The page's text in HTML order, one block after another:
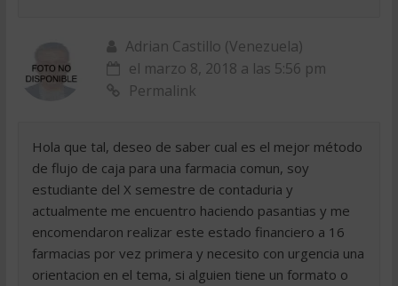
Adrian Castillo (Venezuela)
el marzo 8, 2018 a las 5:56 pm
Permalink
Hola que tal, deseo de saber cual es el mejor método
de flujo de caja para una farmacia comun, soy
estudiante del X semestre de contaduria y
actualmente me encuentro haciendo pasantias y me
encomendaron realizar este estado financiero a 16
farmacias por vez primera y necesito con urgencia una
orientacion en el tema, si alguien tiene un formato o